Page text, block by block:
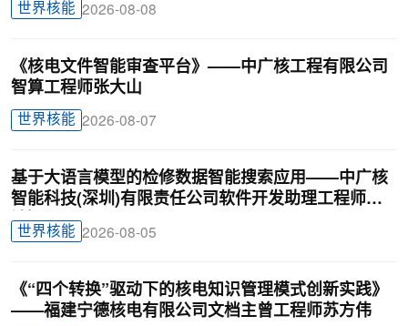
世界核能 2026-08-08
《核电文件智能审查平台》——中广核工程有限公司
智算工程师张大山
世界核能 2026-08-07
基于大语言模型的检修数据智能搜索应用——中广核
智能科技(深圳)有限责任公司软件开发助理工程师廖
锦颖
世界核能 2026-08-05
《“四个转换”驱动下的核电知识管理模式创新实践》
——福建宁德核电有限公司文档主曾工程师苏方伟